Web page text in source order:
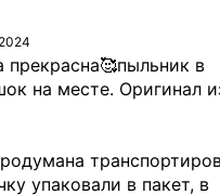
прекрасна🥰пыльник в
на месте. Оригинал
упаковали в пакет, в